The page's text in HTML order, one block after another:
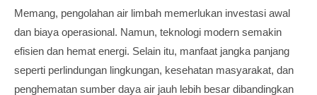
Memang, pengolahan air limbah memerlukan investasi awal
dan biaya operasional. Namun, teknologi modern semakin
efisien dan hemat energi. Selain itu, manfaat jangka panjang
seperti perlindungan lingkungan, kesehatan masyarakat, dan
penghematan sumber daya air jauh lebih besar dibandingkan